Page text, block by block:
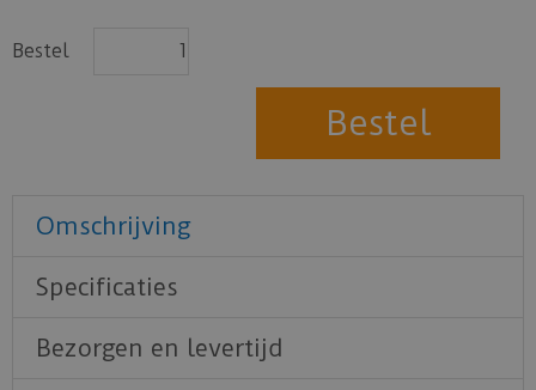
Bestel
Omschrijving
Specificaties
Bezorgen en levertijd